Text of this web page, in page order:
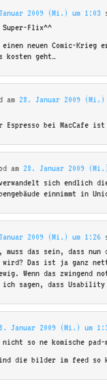
2009 (Mi.) um 1:03
Super-Flix^^
einen neuen Comic-Krieg
kosten geht…
am 28. Januar 2009 (Mi.)
Espresso bei MacCafe
am 28. Januar 2009
sich endlich
einnimmt in
2009 (Mi.) um 1:26
muss das sein, dass nun
Das ist ja ganz
Wenn das zwingend
ich sagen, dass
Januar 2009 (Mi.) um
so ne komische pad-
die bilder im feed so